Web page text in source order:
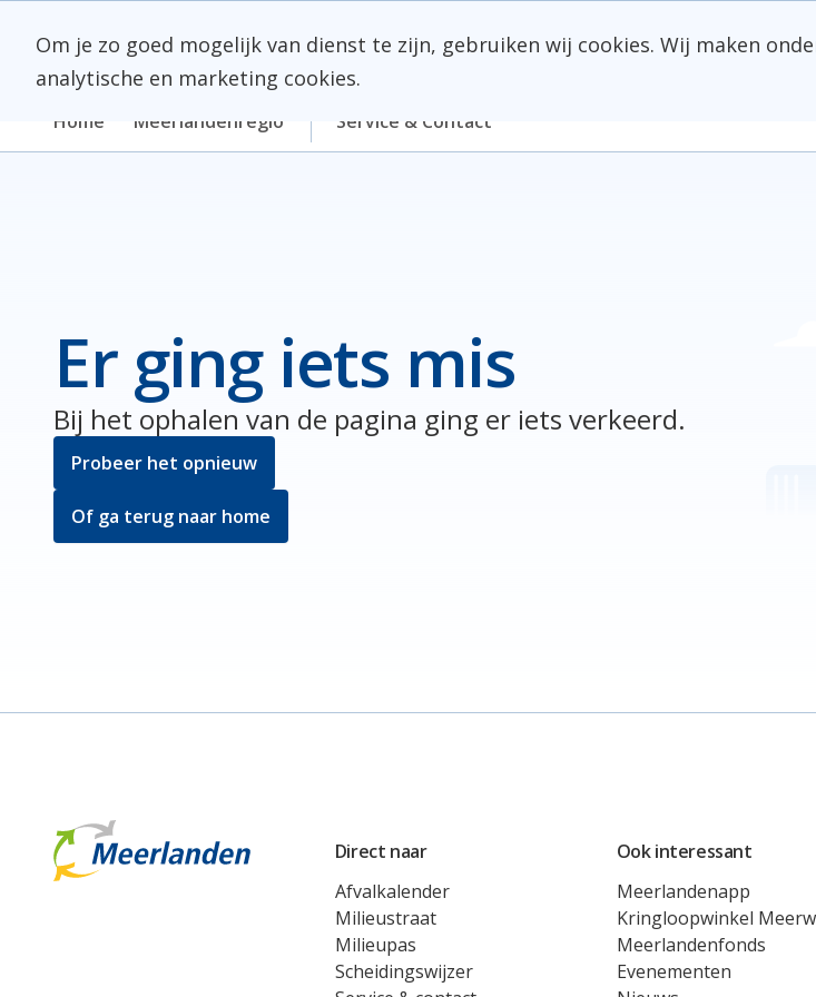
naar Meerlanden Logo
Home Meerlandenregio Service & Contact
Er ging iets mis
Bij het ophalen van de pagina ging er iets verkeerd.
Probeer het opnieuw
Of ga terug naar home
Meerlanden Logo
Direct naar
Afvalkalender
Milieustraat
Milieupas
Scheidingswijzer
Ook interessant
Meerlandenapp
Kringloopwinkel
Meerlandenfonds
Evenementen
Om je zo goed mogelijk van dienst te zijn, gebruiken wij cookies. Wij maken
analytische en marketing cookies.